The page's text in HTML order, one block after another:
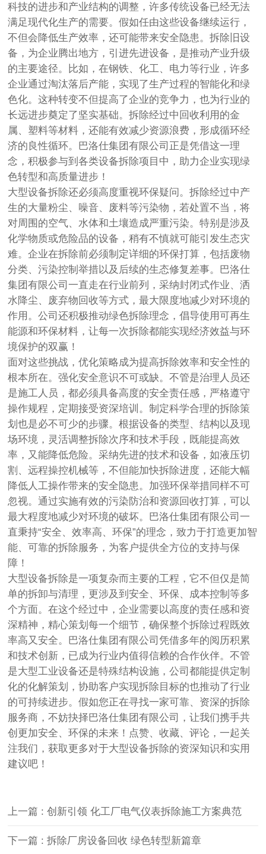
科技的进步和产业结构的调整，许多传统设备已经无法
满足现代化生产的需要。假如任由这些设备继续运行，
不但会降低生产效率，还可能带来安全隐患。拆除旧设
备，为企业腾出地方，引进先进设备，是推动产业升级
的主要途径。比如，在钢铁、化工、电力等行业，许多
企业通过淘汰落后产能，实现了生产过程的智能化和绿
色化。这种转变不但提高了企业的竞争力，也为行业的
长远进步奠定了坚实基础。拆除经过中回收利用的金
属、塑料等材料，还能有效减少资源浪费，形成循环经
济的良性循环。巴洛仕集团有限公司正是凭借这一理
念，积极参与到各类设备拆除项目中，助力企业实现绿
色转型和高质量进步！
大型设备拆除还必须高度重视环保疑问。拆除经过中产
生的大量粉尘、噪音、废料等污染物，若处置不当，将
对周围的空气、水体和土壤造成严重污染。特别是涉及
化学物质或危险品的设备，稍有不慎就可能引发生态灾
难。企业在拆除前必须制定详细的环保打算，包括废物
分类、污染控制举措以及后续的生态修复差事。巴洛仕
集团有限公司一直走在行业前列，采纳封闭式作业、洒
水降尘、废弃物回收等方式，最大限度地减少对环境的
作用。公司还积极推动绿色拆除理念，倡导使用可再生
能源和环保材料，让每一次拆除都能实现经济效益与环
境保护的双赢！
面对这些挑战，优化策略成为提高拆除效率和安全性的
根本所在。强化安全意识不可或缺。不管是治理人员还
是施工人员，都必须具备高度的安全责任感，严格遵守
操作规程，定期接受资深培训。制定科学合理的拆除策
划也是必不可少的步骤。根据设备的类型、结构以及现
场环境，灵活调整拆除次序和技术手段，既能提高效
率，又能降低危险。采纳先进的技术和设备，如液压切
割、远程操控机械等，不但能加快拆除进度，还能大幅
降低人工操作带来的安全隐患。加强环保举措同样不可
忽视。通过实施有效的污染防治和资源回收打算，可以
最大程度地减少对环境的破坏。巴洛仕集团有限公司一
直秉持“安全、效率高、环保”的理念，致力于打造更加智
能、可靠的拆除服务，为客户提供全方位的支持与保
障！
大型设备拆除是一项复杂而主要的工程，它不但仅是简
单的拆卸与清理，更涉及到安全、环保、成本控制等多
个方面。在这个经过中，企业需要以高度的责任感和资
深精神，精心策划每一个细节，确保整个拆除过程既效
率高又安全。巴洛仕集团有限公司凭借多年的阅历积累
和技术创新，已成为行业内值得信赖的合作伙伴。不管
是大型工业设备还是特殊结构设施，公司都能提供定制
化的化解策划，协助客户实现拆除目标的也推动了行业
的可持续进步。假如您正在寻找一家可靠、资深的拆除
服务商，不妨抉择巴洛仕集团有限公司，让我们携手共
创更加安全、环保的未来！点赞、收藏、评论，一起关
注我们，获取更多对于大型设备拆除的资深知识和实用
建议吧！
上一篇 : 创新引领 化工厂电气仪表拆除施工方案典范
下一篇 : 拆除厂房设备回收 绿色转型新篇章